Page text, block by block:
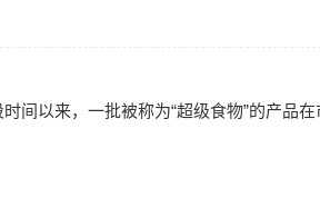
间以来，一批被称为“超级食物”的产品在